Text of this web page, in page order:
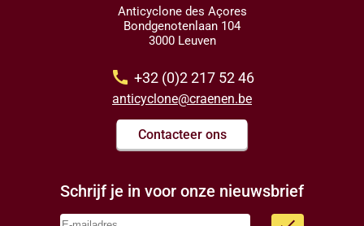
Anticyclone des Açores
Bondgenotenlaan 104
3000 Leuven
call +32 (0)2 217 52 46
anticyclone@craenen.be
Contacteer ons
Schrijf je in voor onze nieuwsbrief